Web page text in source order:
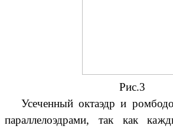
Рис.3
Усеченный октаэдр и
параллелоэдрами, так как